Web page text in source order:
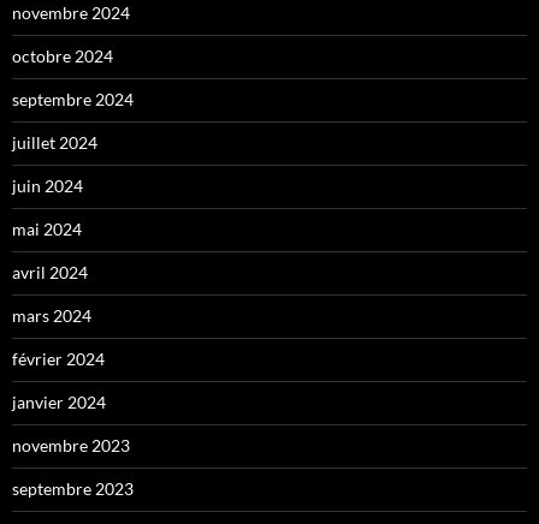
novembre 2024
octobre 2024
septembre 2024
juillet 2024
juin 2024
mai 2024
avril 2024
mars 2024
février 2024
janvier 2024
novembre 2023
septembre 2023